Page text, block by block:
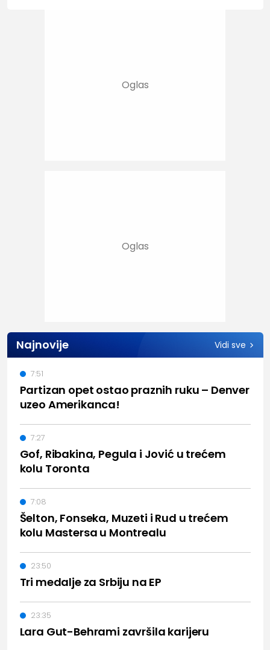
Najnovije Vidi sve
Partizan opet ostao praznih ruku – Denver
uzeo Amerikanca!
7:51
Gof, Ribakina, Pegula i Jović u trećem
kolu Toronta
7:27
Šelton, Fonseka, Muzeti i Rud u trećem
kolu Mastersa u Montrealu
7:08
Tri medalje za Srbiju na EP
23:50
Lara Gut-Behrami završila karijeru
23:35